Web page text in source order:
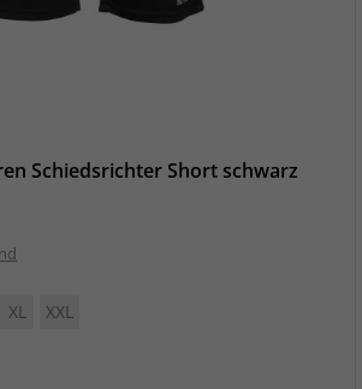
Schiedsrichter Short schwarz
XL XXL